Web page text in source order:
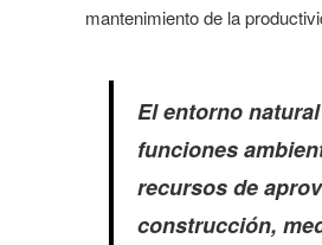
mantenimiento de la
El entorno
funciones
recursos de
construcción,